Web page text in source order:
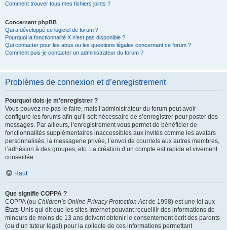
Comment trouver tous mes fichiers joints ?
Concernant phpBB
Qui a développé ce logiciel de forum ?
Pourquoi la fonctionnalité X n’est pas disponible ?
Qui contacter pour les abus ou les questions légales concernant ce forum ?
Comment puis-je contacter un administrateur du forum ?
Problèmes de connexion et d’enregistrement
Pourquoi dois-je m’enregistrer ?
Vous pouvez ne pas le faire, mais l’administrateur du forum peut avoir
configuré les forums afin qu’il soit nécessaire de s’enregistrer pour poster des
messages. Par ailleurs, l’enregistrement vous permet de bénéficier de
fonctionnalités supplémentaires inaccessibles aux invités comme les avatars
personnalisés, la messagerie privée, l’envoi de courriels aux autres membres,
l’adhésion à des groupes, etc. La création d’un compte est rapide et vivement
conseillée.
Haut
Que signifie COPPA ?
COPPA (ou Children’s Online Privacy Protection Actde 1998) est une loi aux
États-Unis qui dit que les sites Internet pouvant recueillir des informations de
mineurs de moins de 13 ans doivent obtenir le consentement écrit des parents
(ou d’un tuteur légal) pour la collecte de ces informations permettant